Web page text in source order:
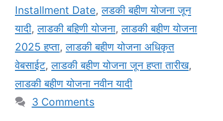
Installment Date,लडकी बहीण योजना जून
यादी,लाडकी बहिणी योजना,लाडकी बहीण योजना
2025 हप्ता,लाडकी बहीण योजना अधिकृत
वेबसाईट,लाडकी बहीण योजना जून हप्ता तारीख,
लाडकी बहीण योजना नवीन यादी
3 Comments